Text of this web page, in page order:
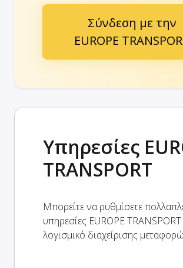
Σύνδεση με την
EUROPE
Υπηρεσίες
TRANSPORT
Μπορείτε να ρυθμίσετε
υπηρεσίες EUROPE
λογισμικό διαχείρισης